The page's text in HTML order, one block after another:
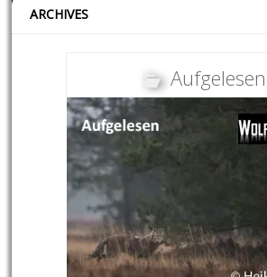
ARCHIVES
Aufgelesen